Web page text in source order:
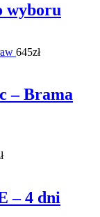
wyboru
645zł
– Brama
– 4 dni